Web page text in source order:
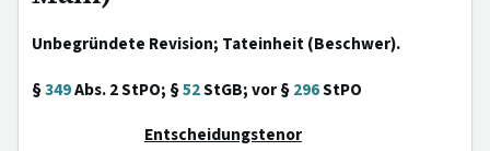
Unbegründete Revision; Tateinheit (Beschwer).
§349Abs. 2 StPO; §52StGB; vor §296StPO
Entscheidungstenor